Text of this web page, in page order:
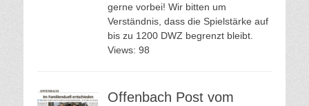
gerne vorbei! Wir bitten um
Verständnis, dass die Spielstärke auf
bis zu 1200 DWZ begrenzt bleibt.
Views: 98
Offenbach Post vom